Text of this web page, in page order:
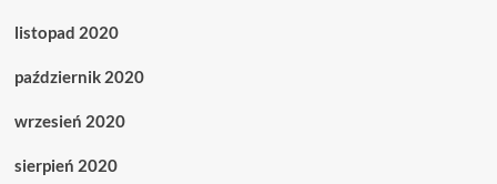
listopad 2020
październik 2020
wrzesień 2020
sierpień 2020